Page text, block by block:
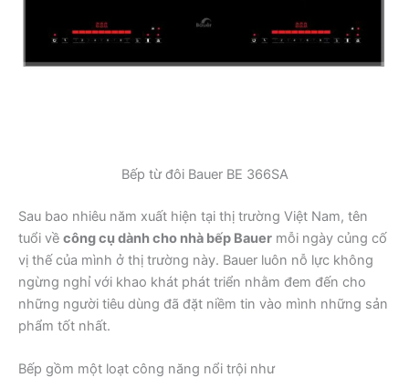
Bếp từ đôi Bauer BE 366SA
Sau bao nhiêu năm xuất hiện tại thị trường Việt Nam, tên
tuổi về công cụ dành cho nhà bếp Bauer mỗi ngày củng cố
vị thế của mình ở thị trường này. Bauer luôn nỗ lực không
ngừng nghỉ với khao khát phát triển nhằm đem đến cho
những người tiêu dùng đã đặt niềm tin vào mình những sản
phẩm tốt nhất.
Bếp gồm một loạt công năng nổi trội như